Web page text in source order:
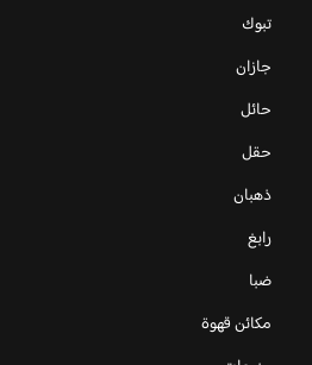
تبوك
جازان
حائل
حقل
ذهبان
رابغ
ضبا
مكائن قهوة